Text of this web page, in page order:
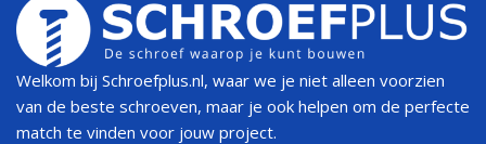
Welkom bij Schroefplus.nl, waar we je niet alleen voorzien
van de beste schroeven, maar je ook helpen om de perfecte
match te vinden voor jouw project.